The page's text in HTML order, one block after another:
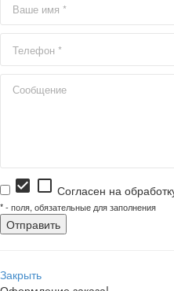
check_box check_box_outline_blank Согласен на
*- поля, обязательные для заполнения
Закрыть